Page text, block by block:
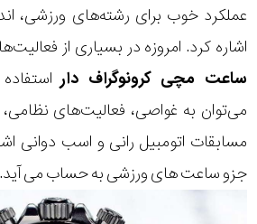
عملکرد خوب برای رشته‌های ورزشی،
اشاره کرد. امروزه در بسیاری از
ساعت مچی کرونوگراف دار
می‌توان به غواصی، فعالیت‌های نظامی،
مسابقات اتومبیل رانی و اسب دوانی
جزوساعت های ورزشیبه حساب می آید.